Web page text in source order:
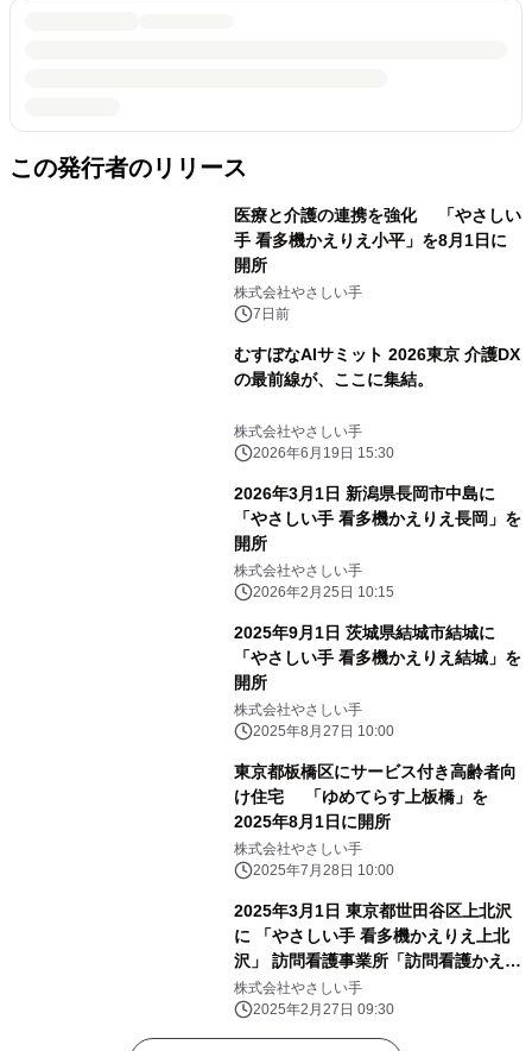
この発行者のリリース
医療と介護の連携を強化 「やさしい
手 看多機かえりえ小平」を8月1日に
開所
株式会社やさしい手
7日前
むすぼなAIサミット 2026東京 介護DX
の最前線が、ここに集結。
株式会社やさしい手
2026年6月19日 15:30
2026年3月1日 新潟県長岡市中島に
「やさしい手 看多機かえりえ長岡」を
開所
株式会社やさしい手
2026年2月25日 10:15
2025年9月1日 茨城県結城市結城に
「やさしい手 看多機かえりえ結城」を
開所
株式会社やさしい手
2025年8月27日 10:00
東京都板橋区にサービス付き高齢者向
け住宅 「ゆめてらす上板橋」を
2025年8月1日に開所
株式会社やさしい手
2025年7月28日 10:00
2025年3月1日 東京都世田谷区上北沢
に 「やさしい手 看多機かえりえ上北
沢」 訪問看護事業所「訪問看護かえり
え上北沢」を開所
株式会社やさしい手
2025年2月27日 09:30